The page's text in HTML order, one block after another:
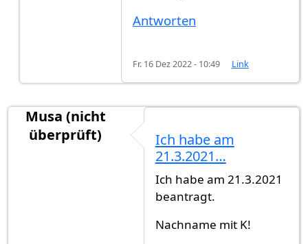
Antworten
Fr. 16 Dez 2022 - 10:49 Link
Musa (nicht
überprüft)
Ich habe am
21.3.2021…
Ich habe am 21.3.2021
beantragt.
Nachname mit K!